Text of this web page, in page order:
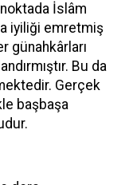
İslâm
iyiliği emretmiş
günahkârları
Bu da
Gerçek
başbaşa